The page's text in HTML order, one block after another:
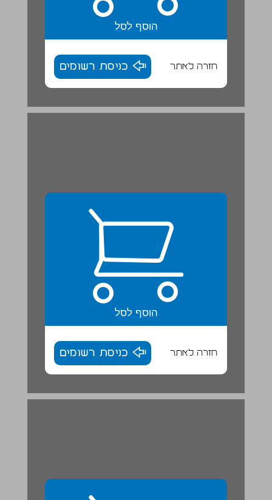
הוסף לסל
חזרה לאתר כניסת רשומים
11. ילדים טובים ילדים רעים אהוד מנור ... 29
הוסף לסל
חזרה לאתר כניסת רשומים